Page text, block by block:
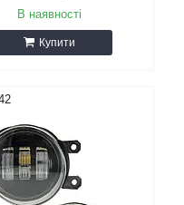
В наявності
Купити